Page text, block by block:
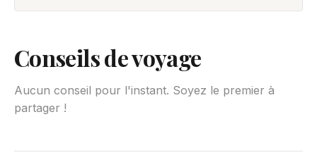
Conseils de voyage
Aucun conseil pour l'instant. Soyez le premier à
partager !